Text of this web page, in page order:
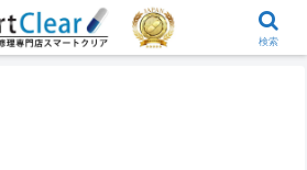
検索